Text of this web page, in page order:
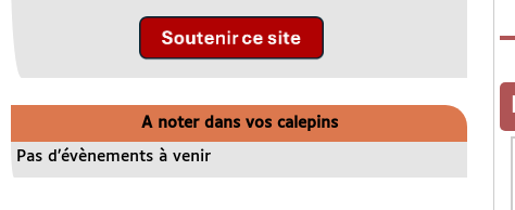
A noter dans vos calepins
Pas d’évènements à venir